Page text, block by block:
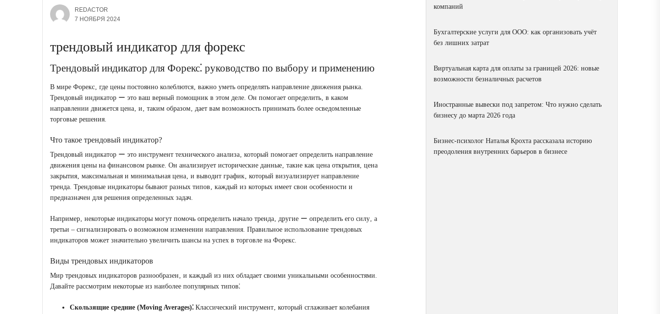
REDACTOR
7 НОЯБРЯ 2024
трендовый индикатор для форекс
Трендовый индикатор для Форекс⁚ руководство по выбору и применению
В мире Форекс‚ где цены постоянно колеблются‚ важно уметь определять направление движения рынка.
Трендовый индикатор ー это ваш верный помощник в этом деле. Он помогает определить‚ в каком
направлении движется цена‚ и‚ таким образом‚ дает вам возможность принимать более осведомленные
торговые решения.
Что такое трендовый индикатор?
Трендовый индикатор ー это инструмент технического анализа‚ который помогает определить направление
движения цены на финансовом рынке. Он анализирует исторические данные‚ такие как цена открытия‚ цена
закрытия‚ максимальная и минимальная цена‚ и выводит график‚ который визуализирует направление
тренда. Трендовые индикаторы бывают разных типов‚ каждый из которых имеет свои особенности и
предназначен для решения определенных задач.
Например‚ некоторые индикаторы могут помочь определить начало тренда‚ другие ー определить его силу‚ а
третьи ‒ сигнализировать о возможном изменении направления. Правильное использование трендовых
индикаторов может значительно увеличить шансы на успех в торговле на Форекс.
Виды трендовых индикаторов
Мир трендовых индикаторов разнообразен‚ и каждый из них обладает своими уникальными особенностями.
Давайте рассмотрим некоторые из наиболее популярных типов⁚
Скользящие средние (Moving Averages)⁚ Классический инструмент‚ который сглаживает колебания
компаний
Бухгалтерские услуги для ООО: как организовать учёт
без лишних затрат
Виртуальная карта для оплаты за границей 2026: новые
возможности безналичных расчетов
Иностранные вывески под запретом: Что нужно сделать
бизнесу до марта 2026 года
Бизнес-психолог Наталья Крохта рассказала историю
преодоления внутренних барьеров в бизнесе